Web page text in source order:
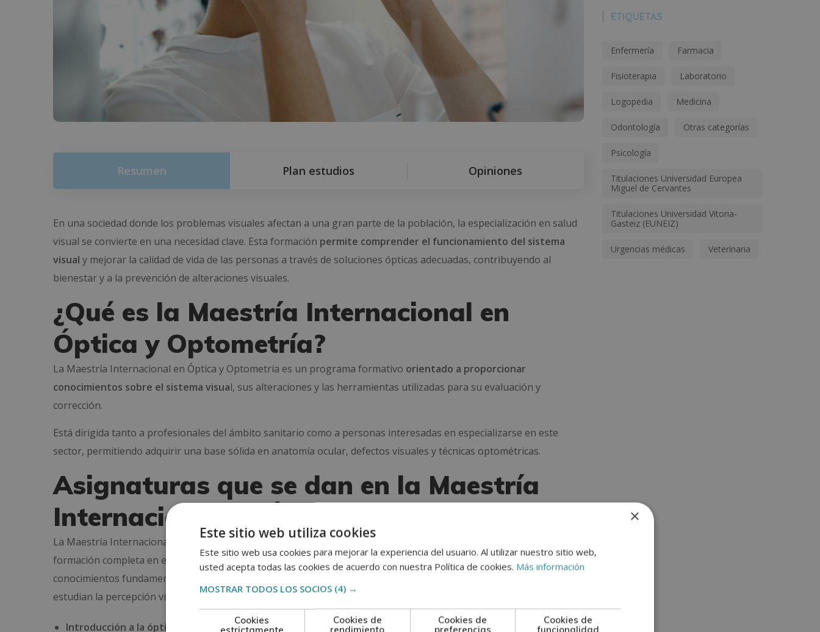
Resumen Plan estudios Opiniones
En una sociedad donde los problemas visuales afectan a una gran parte de la población, la especialización en salud
visual se convierte en una necesidad clave. Esta formación permite comprender el funcionamiento del sistema
visual y mejorar la calidad de vida de las personas a través de soluciones ópticas adecuadas, contribuyendo al
bienestar y a la prevención de alteraciones visuales.
¿Qué es la Maestría Internacional en
Óptica y Optometría?
La Maestría Internacional en Óptica y Optometría es un programa formativo orientado a proporcionar
conocimientos sobre el sistema visual, sus alteraciones y las herramientas utilizadas para su evaluación y
corrección.
Está dirigida tanto a profesionales del ámbito sanitario como a personas interesadas en especializarse en este
sector, permitiendo adquirir una base sólida en anatomía ocular, defectos visuales y técnicas optométricas.
Asignaturas que se dan en la Maestría
Internacional en Óptica y Optometría
La Maestría Internacional en Óptica y Optometría ofrece un programa académico diseñado para brindar una
formación completa en el cuidado y evaluación de la visión. A través de sus asignaturas, los estudiantes adquieren
conocimientos fundamentales en óptica y optometría, comprenden la anatomía y funcionamiento del ojo humano,
estudian la percepción visual y los principales defectos de la visión.
Introducción a la óptica y optometría:Bases fundamentales de la disciplina y su aplicación en el ámbito
ETIQUETAS
Enfermería Farmacia
Fisioterapia Laboratorio
Logopedia Medicina
Odontología Otras categorías
Psicología
Titulaciones Universidad Europea
Miguel de Cervantes
Titulaciones Universidad Vitoria-
Gasteiz (EUNEIZ)
Urgencias médicas Veterinaria
×
Este sitio web utiliza cookies
Este sitio web usa cookies para mejorar la experiencia del usuario. Al utilizar nuestro sitio web,
usted acepta todas las cookies de acuerdo con nuestra Política de cookies. Más información
MOSTRAR TODOS LOS SOCIOS (4) →
Cookies
estrictamente
Cookies de
rendimiento
Cookies de
preferencias
Cookies de
funcionalidad